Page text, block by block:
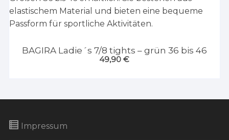
BAGIRA Ladie´s 7/8 tights – grün 36 bis 46
49,90€
Impressum